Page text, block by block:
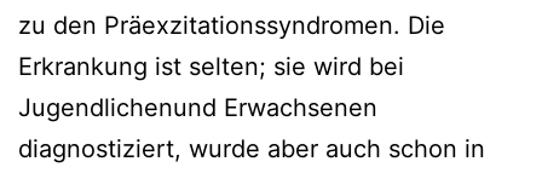
zu den Präexzitationssyndromen. Die
Erkrankung ist selten; sie wird bei
Jugendlichenund Erwachsenen
diagnostiziert, wurde aber auch schon in